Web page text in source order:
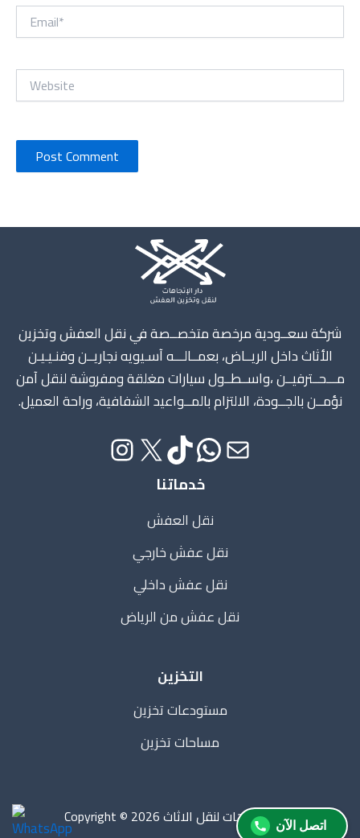
اتصل الآن
Email*
Website
التخزين
مستودعات تخزين
مساحات تخزين
خدماتنا
نقل العفش
نقل عفش خارجي
نقل عفش داخلي
نقل عفش من الرياض
شركة سعــودية مرخصة متخصــصة في نقل العفش وتخزين
الأثاث داخل الريــاض، بعمــالـــه آسـيويه نجاريــن وفنـيـيـن
مـــحــترفيــن ،واســطــول سيارات مغلقة ومفروشة لنقل آمن
نؤمــن بالجــودة، الالتزام بالمــواعيد الشفافية، وراحة العميل.
Instagram
X TikTok
WhatsApp
Mail
Copyright © 2026 دار الاتجاهات لنقل الاثاث |